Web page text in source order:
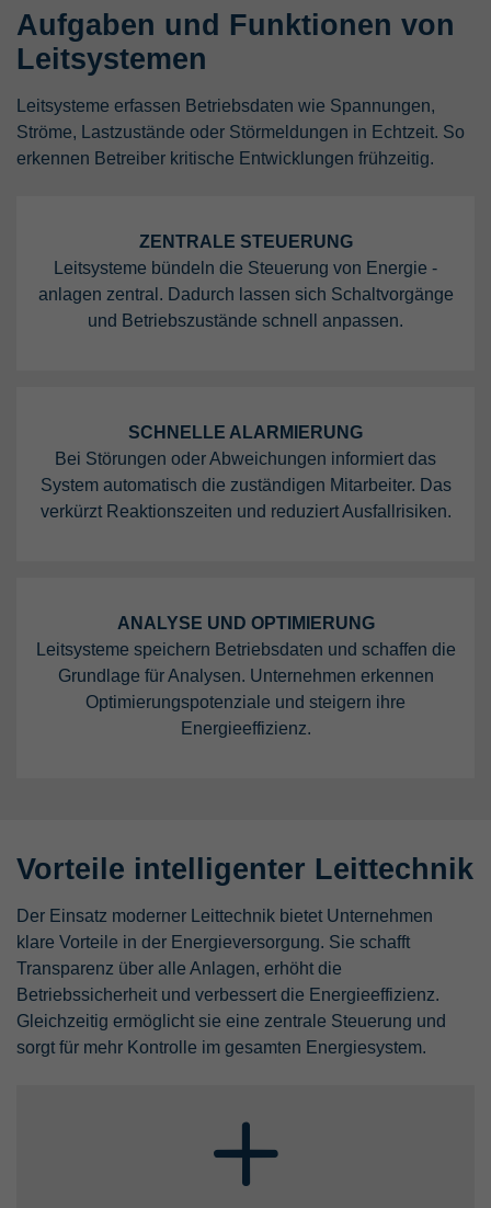
Aufgaben und Funktionen von
Leitsystemen
Leitsysteme erfassen Betriebsdaten wie Spannungen,
Ströme, Lastzustände oder Störmeldungen in Echtzeit. So
erkennen Betreiber kritische Entwicklungen frühzeitig.
ZENTRALE STEUERUNG
Leitsysteme bündeln die Steuerung von Energie ­
anlagen zentral. Dadurch lassen sich Schaltvorgänge
und Betriebszustände schnell anpassen.
SCHNELLE ALARMIERUNG
Bei Störungen oder Abweichungen informiert das
System automatisch die zuständigen Mitarbeiter. Das
verkürzt Reaktionszeiten und reduziert Ausfallrisiken.
ANALYSE UND OPTIMIERUNG
Leitsysteme speichern Betriebsdaten und schaffen die
Grundlage für Analysen. Unternehmen erkennen
Optimierungspotenziale und steigern ihre
Energieeffizienz.
Vorteile intelligenter Leittechnik
Der Einsatz moderner Leittechnik bietet Unternehmen
klare Vorteile in der Energieversorgung. Sie schafft
Transparenz über alle Anlagen, erhöht die
Betriebssicherheit und verbessert die Energieeffizienz.
Gleichzeitig ermöglicht sie eine zentrale Steuerung und
sorgt für mehr Kontrolle im gesamten Energiesystem.